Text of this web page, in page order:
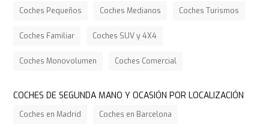
Coches Pequeños Coches Medianos Coches Turismos
Coches Familiar Coches SUV y 4X4
Coches Monovolumen Coches Comercial
COCHES DE SEGUNDA MANO Y OCASIÓN POR LOCALIZACIÓN
Coches en Madrid Coches en Barcelona